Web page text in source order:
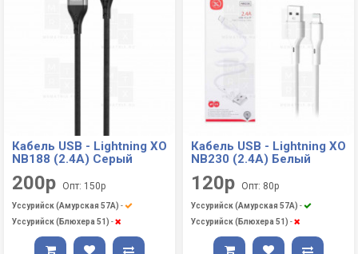
Кабель USB - Lightning XO
NB188 (2.4A) Серый
200р Опт: 150р
Уссурийск (Амурская 57А) -
Уссурийск (Блюхера 51) -
Кабель USB - Lightning XO
NB230 (2.4A) Белый
120р Опт: 80р
Уссурийск (Амурская 57А) -
Уссурийск (Блюхера 51) -